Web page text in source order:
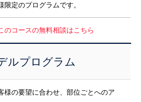
限定のプログラムです。
のコースの無料相談はこちら
ルプログラム
様の要望に合わせ、部位ごとへのア